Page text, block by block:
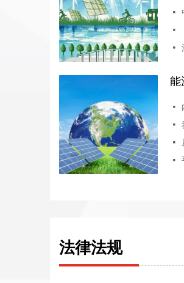
法律法规
넷
넷
넷
能
넷
넷
넷
넷